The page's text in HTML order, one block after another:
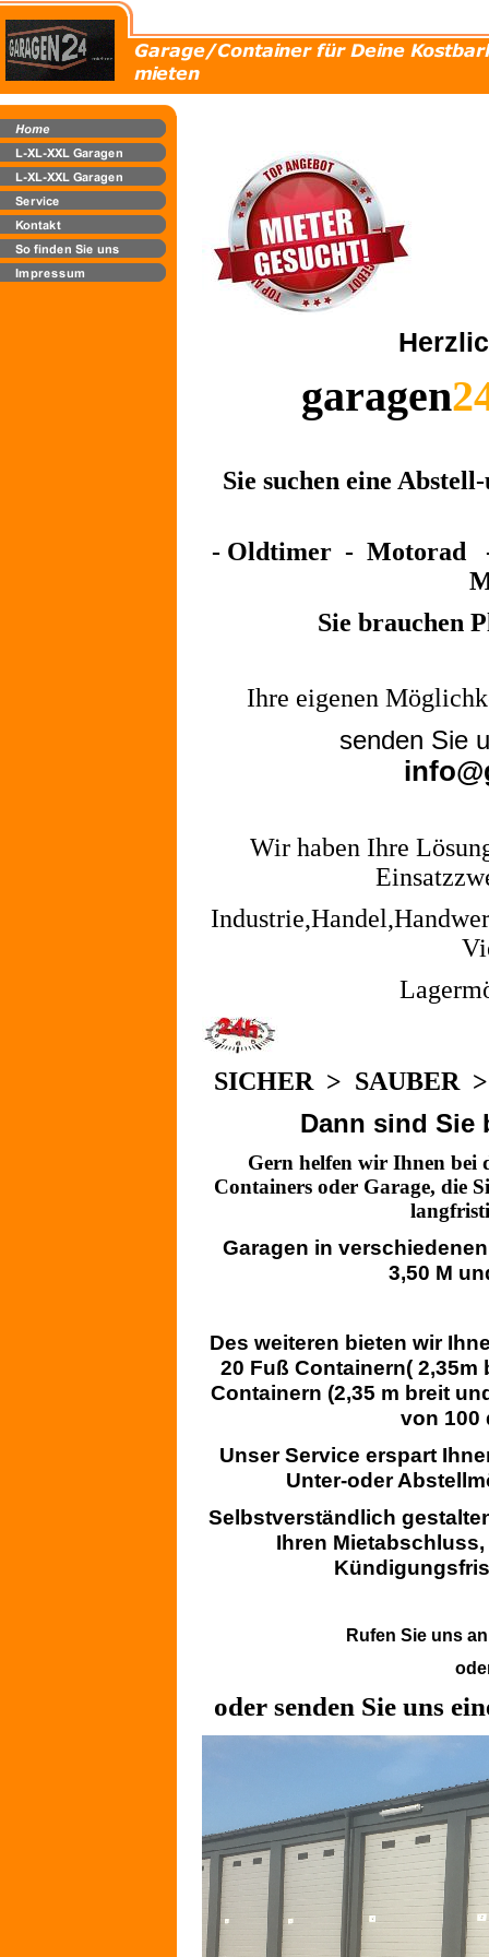
garagen
Sie suchen eine
- Oldtimer -
Sie brauchen
Ihre eigenen
senden
Wir haben Ihre
SICHER > SAUBER
Dann sind Sie
Gern helfen wir Ihnen bei
Containers oder Garage, die
Garagen in
3,50 M
Des weiteren bieten wir
20 Fuß Containern( 2,35m
Containern (2,35 m breit
von 100
Unser Service erspart
Unter-oder
Selbstverständlich
Ihren
Rufen Sie uns
oder senden Sie uns